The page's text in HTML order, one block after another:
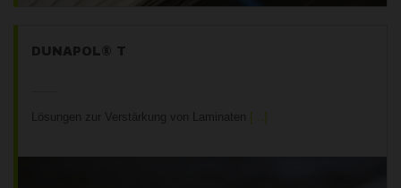
DUNAPOL® T
Lösungen zur Verstärkung von Laminaten